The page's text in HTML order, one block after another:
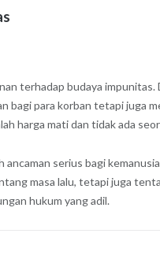
terhadap budaya
bagi para korban tetapi juga
harga mati dan tidak ada
serius bagi
masa lalu, tetapi juga
hukum yang adil.